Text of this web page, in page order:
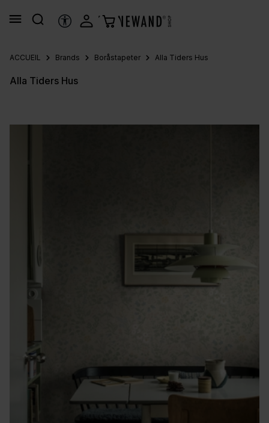
principal
OUTILS D’ACCESSIBILITÉ
ACCUEIL Brands Boråstapeter Alla Tiders Hus
Alla Tiders Hus